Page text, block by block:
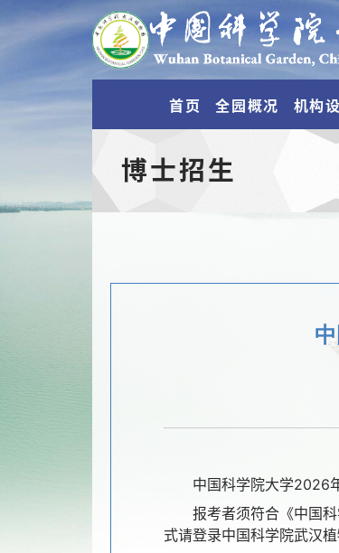
首页 全园概况 机构
博士招生
中国科学院大学2026
报考者须符合《中国
式请登录中国科学院武汉